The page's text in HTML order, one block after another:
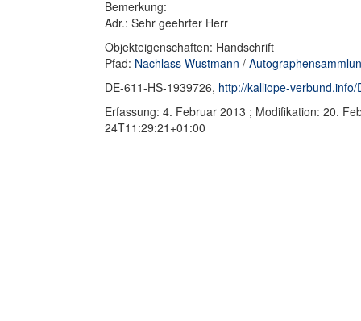
Bemerkung:
Adr.: Sehr geehrter Herr
Objekteigenschaften: Handschrift
Pfad: Nachlass Wustmann /
DE-611-HS-1939726, http://kalliope-
Erfassung: 4. Februar 2013 ; Modifikation: 20.
24T11:29:21+01:00